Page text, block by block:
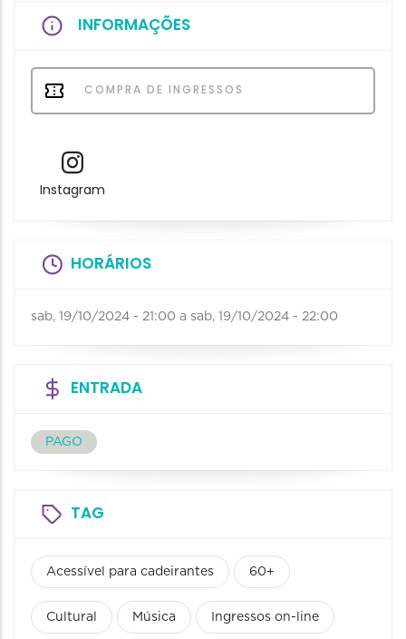
INFORMAÇÕES
COMPRA DE INGRESSOS
Instagram
HORÁRIOS
sab, 19/10/2024 - 21:00 a sab, 19/10/2024 - 22:00
ENTRADA
PAGO
TAG
Acessível para cadeirantes 60+
Cultural Música Ingressos on-line